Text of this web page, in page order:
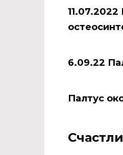
6.09.22
Палтус